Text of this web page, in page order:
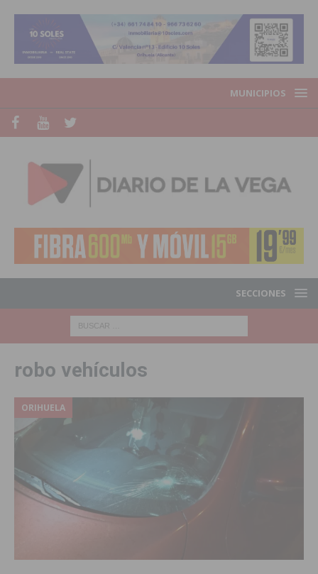
MUNICIPIOS
SECCIONES
robo vehículos
ORIHUELA